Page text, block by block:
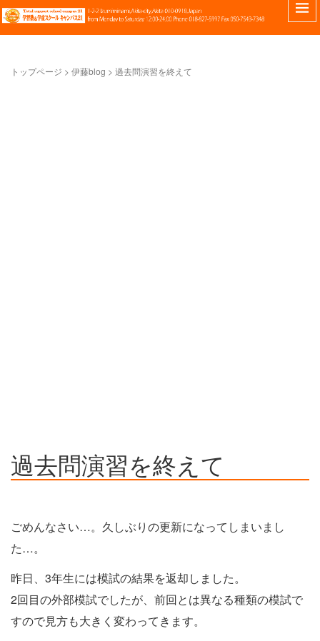
トップページ > 伊藤blog > 過去問演習を終えて
過去問演習を終えて
ごめんなさい…。久しぶりの更新になってしまいまし
た…。
昨日、3年生には模試の結果を返却しました。
2回目の外部模試でしたが、前回とは異なる種類の模試で
すので見方も大きく変わってきます。